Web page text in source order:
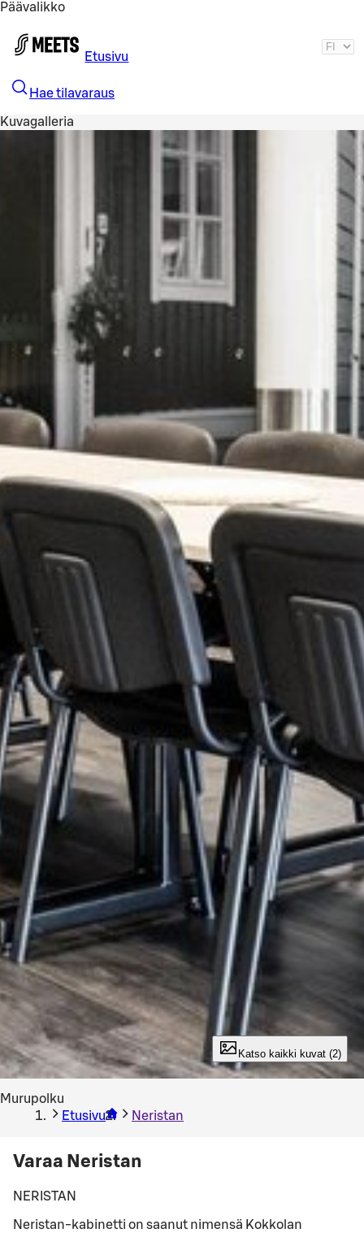
Päävalikko
Etusivu
Hae tilavaraus
Kuvagalleria
Katso kaikki kuvat (2)
Murupolku
Etusivu
Neristan
Varaa Neristan
NERISTAN
Neristan-kabinetti on saanut nimensä Kokkolan